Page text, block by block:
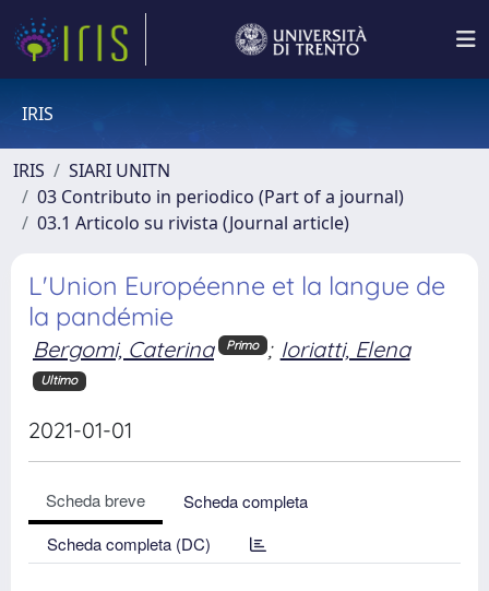
IRIS
IRIS
SIARI UNITN
03 Contributo in periodico (Part of a journal)
03.1 Articolo su rivista (Journal article)
L'Union Européenne et la langue de
la pandémie
Bergomi, Caterina Primo ; Ioriatti, Elena
Ultimo
2021-01-01
Scheda breve
Scheda completa
Scheda completa (DC)